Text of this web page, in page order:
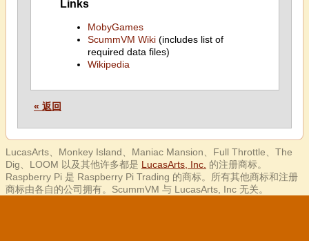
Links
MobyGames
ScummVM Wiki(includes list of
required data files)
Wikipedia
« 返回
LucasArts、Monkey Island、Maniac Mansion、Full Throttle、The
Dig、LOOM 以及其他许多都是 LucasArts, Inc. 的注册商标。
Raspberry Pi 是 Raspberry Pi Trading 的商标。所有其他商标和注册
商标由各自的公司拥有。ScummVM 与 LucasArts, Inc 无关。